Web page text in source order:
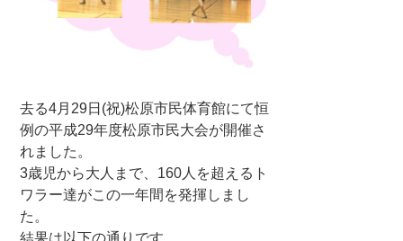
去る4月29日(祝)松原市民体育館にて恒
例の平成29年度松原市民大会が開催さ
れました。
3歳児から大人まで、160人を超えるト
ワラー達がこの一年間を発揮しまし
た。
結果は以下の通りです。